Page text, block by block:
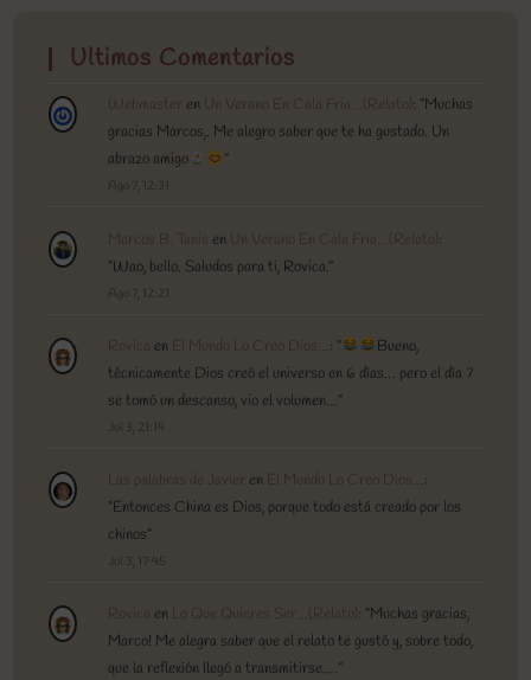
Ultimos Comentarios
Webmaster en Un Verano En Cala Fria…(Relato) : “Muchas
gracias Marcos,. Me alegro saber que te ha gustado. Un
abrazo amigo
”
Ago 7, 12:31
Marcos B. Tanis en Un Verano En Cala Fria…(Relato) :
“Wao, bello. Saludos para ti, Rovica.”
Ago 7, 12:21
Rovica en El Mundo Lo Creo Dios… : “
Bueno,
técnicamente Dios creó el universo en 6 días… pero el día 7
se tomó un descanso, vio el volumen…”
Jul 3, 21:14
Las palabras de Javier en El Mundo Lo Creo Dios… :
“Entonces China es Dios, porque todo está creado por los
chinos”
Jul 3, 17:45
Rovica en Lo Que Quieres Ser…(Relato) : “Muchas gracias,
Marco! Me alegra saber que el relato te gustó y, sobre todo,
que la reflexión llegó a transmitirse.…”